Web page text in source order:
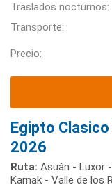
Traslados nocturnos:
Transporte:
Precio:
Egipto
2026
Ruta: Asuán - Luxor
Karnak - Valle de los